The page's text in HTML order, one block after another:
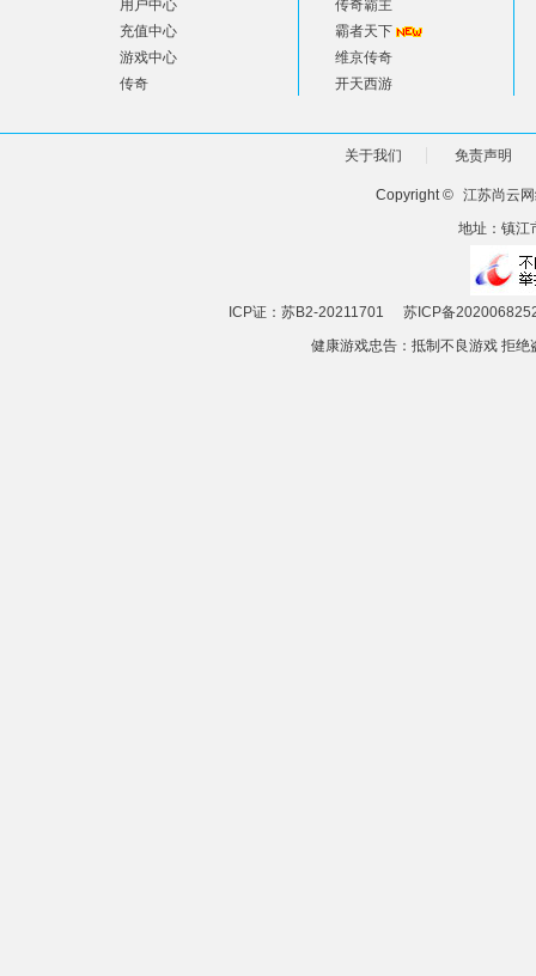
用户中心
充值中心
游戏中心
传奇
传奇霸主
霸者天下
维京传奇
开天西游
关于我们 免责声明
Copyright © 江苏尚云
地址：镇江
ICP证：苏B2-20211701
苏ICP备
健康游戏忠告：抵制不良游戏 拒